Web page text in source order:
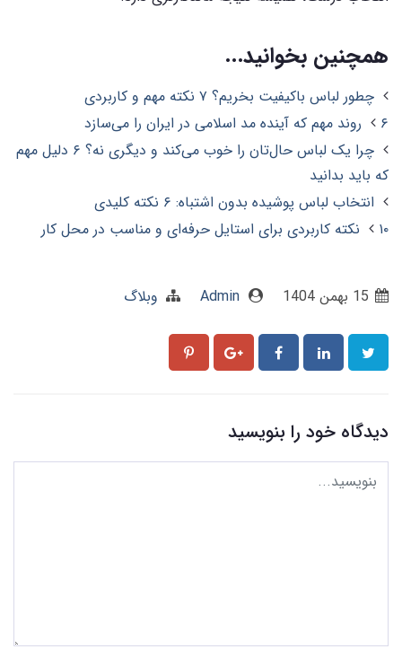
همچنین بخوانید...
چطور لباس باکیفیت بخریم؟ ۷ نکته مهم و کاربردی
۶ روند مهم که آینده مد اسلامی در ایران را می‌سازد
چرا یک لباس حال‌تان را خوب می‌کند و دیگری نه؟ ۶ دلیل مهم
که باید بدانید
انتخاب لباس پوشیده بدون اشتباه: ۶ نکته کلیدی
۱۰ نکته کاربردی برای استایل حرفه‌ای و مناسب در محل کار
Admin وبلاگ
دیدگاه خود را بنویسید